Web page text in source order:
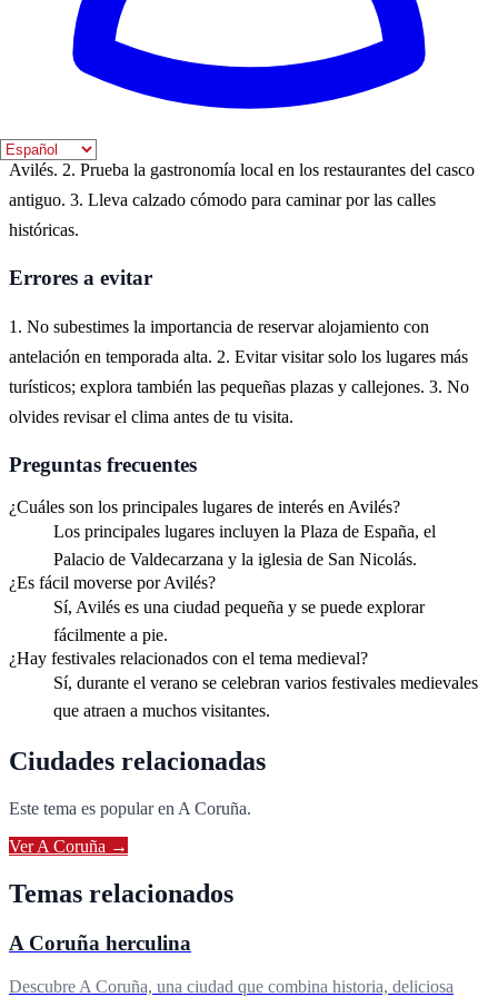
sus calles empedradas y admirar la arquitectura bien conservada que
data de siglos pasados.
Consejos prácticos
1. No olvides visitar el Centro de Interpretación de la Historia de
Avilés. 2. Prueba la gastronomía local en los restaurantes del casco
antiguo. 3. Lleva calzado cómodo para caminar por las calles
históricas.
Errores a evitar
1. No subestimes la importancia de reservar alojamiento con
antelación en temporada alta. 2. Evitar visitar solo los lugares más
turísticos; explora también las pequeñas plazas y callejones. 3. No
olvides revisar el clima antes de tu visita.
Preguntas frecuentes
¿Cuáles son los principales lugares de interés en Avilés?
Los principales lugares incluyen la Plaza de España, el
Palacio de Valdecarzana y la iglesia de San Nicolás.
¿Es fácil moverse por Avilés?
Sí, Avilés es una ciudad pequeña y se puede explorar
fácilmente a pie.
¿Hay festivales relacionados con el tema medieval?
Sí, durante el verano se celebran varios festivales medievales
que atraen a muchos visitantes.
Ciudades relacionadas
Este tema es popular en A Coruña.
VerA Coruña →
Temas relacionados
A Coruña herculina
Descubre A Coruña, una ciudad que combina historia, deliciosa